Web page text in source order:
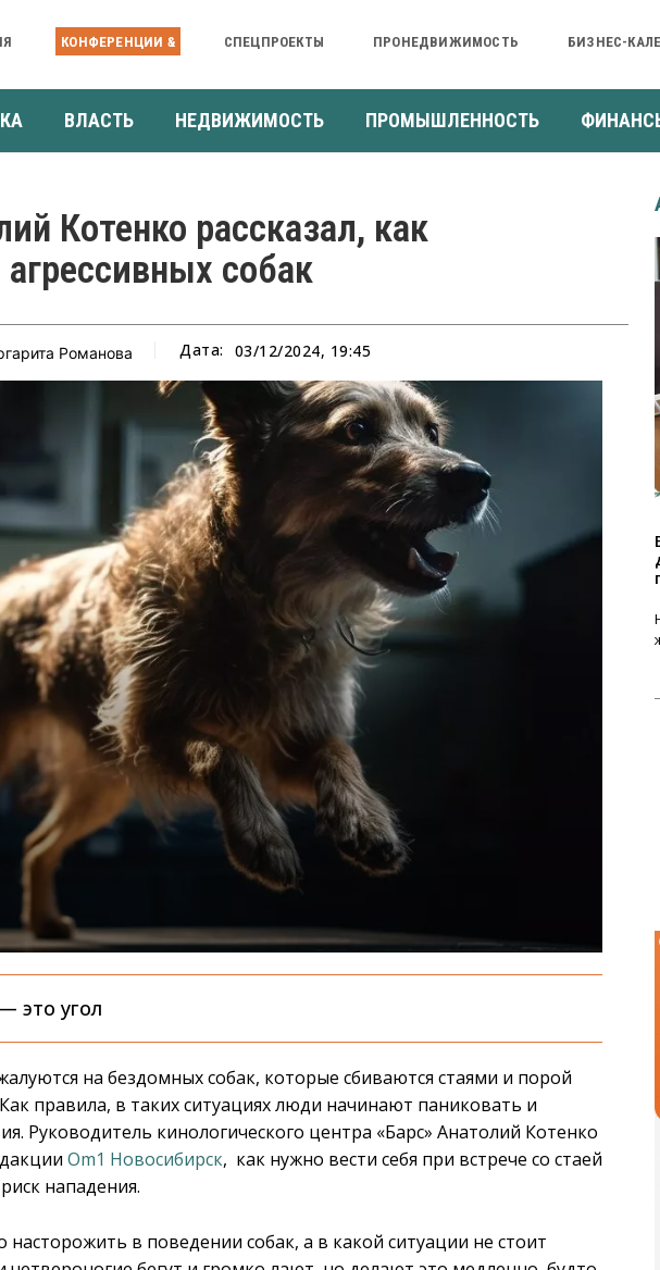
КОНФЕРЕНЦИИ & СПЕЦПРОЕКТЫ ПРОНЕДВИЖИМОСТЬ БИЗНЕС-
ВЛАСТЬ НЕДВИЖИМОСТЬ ПРОМЫШЛЕННОСТЬ
Котенко рассказал, как
собак
Романова Дата: 03/12/2024, 19:45
это угол
на бездомных собак, которые сбиваются стаями и порой
правила, в таких ситуациях люди начинают паниковать и
Руководитель кинологического центра «Барс» Анатолий Котенко
Om1 Новосибирск, как нужно вести себя при встрече со стаей
нападения.
насторожить в поведении собак, а в какой ситуации не стоит